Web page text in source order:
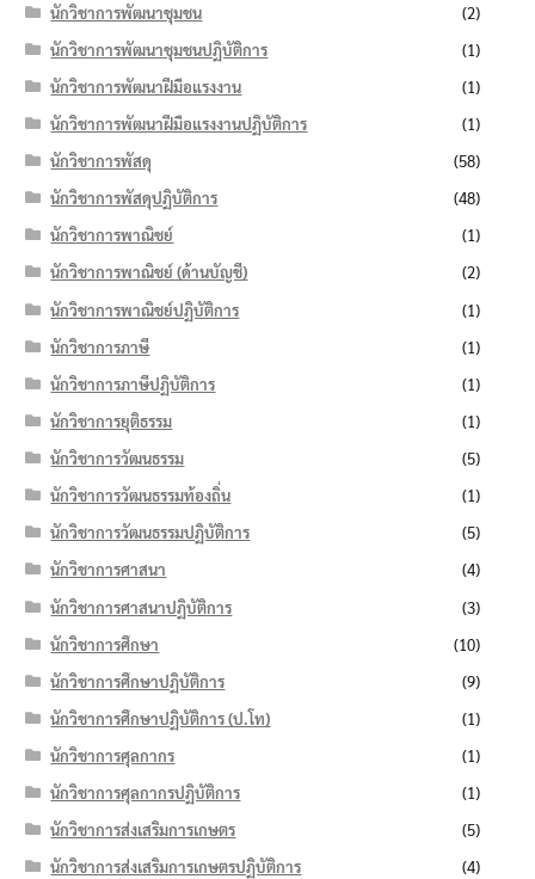
นักวิชาการพัฒนาชุมชน
(2)
นักวิชาการพัฒนาชุมชนปฏิบัติการ
(1)
นักวิชาการพัฒนาฝีมือแรงงาน
(1)
นักวิชาการพัฒนาฝีมือแรงงานปฏิบัติการ
(1)
นักวิชาการพัสดุ
(58)
นักวิชาการพัสดุปฏิบัติการ
(48)
นักวิชาการพาณิชย์
(1)
นักวิชาการพาณิชย์ (ด้านบัญชี)
(2)
นักวิชาการพาณิชย์ปฏิบัติการ
(1)
นักวิชาการภาษี
(1)
นักวิชาการภาษีปฏิบัติการ
(1)
นักวิชาการยุติธรรม
(1)
นักวิชาการวัฒนธรรม
(5)
นักวิชาการวัฒนธรรมท้องถิ่น
(1)
นักวิชาการวัฒนธรรมปฏิบัติการ
(5)
นักวิชาการศาสนา
(4)
นักวิชาการศาสนาปฏิบัติการ
(3)
นักวิชาการศึกษา
(10)
นักวิชาการศึกษาปฏิบัติการ
(9)
นักวิชาการศึกษาปฏิบัติการ (ป.โท)
(1)
นักวิชาการศุลกากร
(1)
นักวิชาการศุลกากรปฏิบัติการ
(1)
นักวิชาการส่งเสริมการเกษตร
(5)
นักวิชาการส่งเสริมการเกษตรปฏิบัติการ
(4)